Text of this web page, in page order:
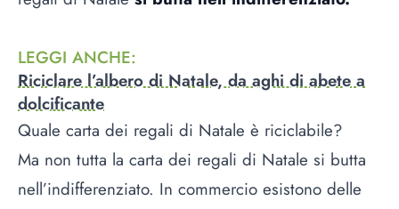
LEGGI ANCHE:
Riciclare l’albero di Natale, da aghi di abete a
dolcificante
Quale carta dei regali di Natale è riciclabile?
Ma non tutta la carta dei regali di Natale si butta
nell’indifferenziato. In commercio esistono delle